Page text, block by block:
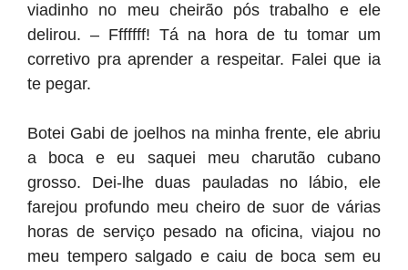
viadinho no meu cheirão pós trabalho e ele
delirou. – Fffffff! Tá na hora de tu tomar um
corretivo pra aprender a respeitar. Falei que ia
te pegar.
Botei Gabi de joelhos na minha frente, ele abriu
a boca e eu saquei meu charutão cubano
grosso. Dei-lhe duas pauladas no lábio, ele
farejou profundo meu cheiro de suor de várias
horas de serviço pesado na oficina, viajou no
meu tempero salgado e caiu de boca sem eu